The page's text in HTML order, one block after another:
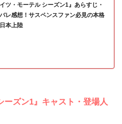
U-NEXTで見る
イツ・モーテル シーズン1』あらすじ・
レ感想！サスペンスファン必見の本格
本上陸
ーズン1』キャスト・登場人